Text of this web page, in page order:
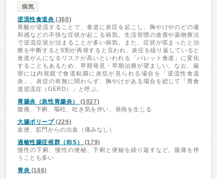
病気
逆流性食道炎 (360)
胃酸が逆流することで、食道に炎症を起こし、胸やけやのどの違
和感などの不快な症状が起こる病気。生活習慣の改善や薬物療法
で逆流症状が治まることが多い病気。また、症状が収まったと治
療を中断すると9割が再発すると言われ、炎症を繰り返していると
食道がんになるリスクが高いといわれる「バレット食道」に変化
することもあるため、早期発見・早期治療が望ましい。なお、厳
密には内視鏡で食道粘膜に炎症が見られる場合を「逆流性食道
炎」、炎症の有無に関わらず、胸やけがある場合を総じて「胃食
道逆流症（GERD）」と呼ぶ。
胃腸炎（急性胃腸炎）
(1027)
腹痛、下痢、嘔吐、吐き気を伴い、発熱を生じる
大腸ポリープ(229)
血便、肛門からの出血（痛みなし）
過敏性腸症候群（IBS）
(179)
慢性の下痢、慢性の便秘、下痢と便秘を繰り返すなど。腹痛を伴
うことも多い
胃炎 (166)